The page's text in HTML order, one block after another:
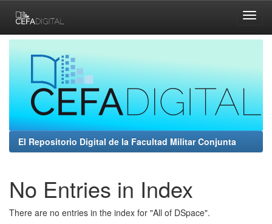
navigation
El Repositorio Digital de la Facultad Militar Conjunta
No Entries in Index
There are no entries in the index for "All of DSpace".